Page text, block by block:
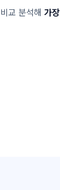
교 분석해 가장